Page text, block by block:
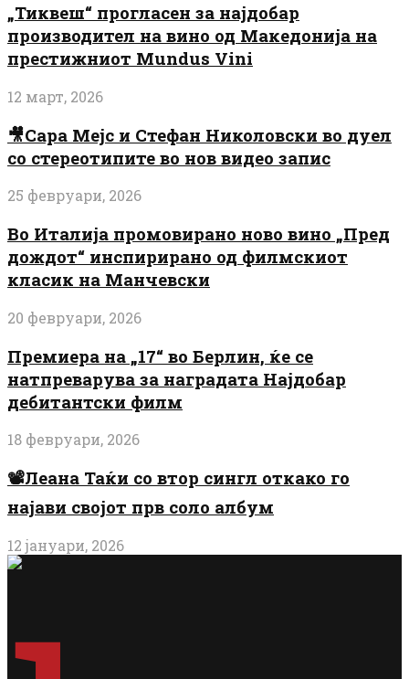
„Тиквеш“ прогласен за најдобар
производител на вино од Македонија на
престижниот Mundus Vini
12 март, 2026
🎥Сара Мејс и Стефан Николовски во дуел
со стереотипите во нов видео запис
25 февруари, 2026
Во Италија промовирано ново вино „Пред
дождот“ инспирирано од филмскиот
класик на Манчевски
20 февруари, 2026
Премиера на „17“ во Берлин, ќе се
натпреварува за наградата Најдобар
дебитантски филм
18 февруари, 2026
📽️Леана Таќи со втор сингл откако го
најави својот прв соло албум
12 јануари, 2026